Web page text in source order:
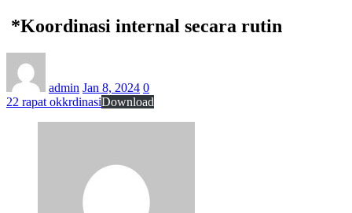
*Koordinasi internal secara rutin
admin Jan 8, 2024 0
22 rapat okkrdinasiDownload